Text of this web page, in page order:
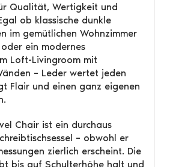
Qualität, Wertigkeit und
ob klassische dunkle
im gemütlichen Wohnzimmer
ein modernes
Loft-Livingroom mit
– Leder wertet jeden
Flair und einen ganz eigenen
Chair ist ein durchaus
– obwohl er
zierlich erscheint. Die
bis auf Schulterhöhe halt und